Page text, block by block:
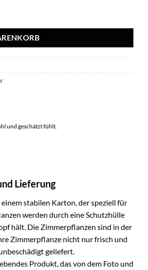
und geschätzt fühlt.
Lieferung
stabilen Karton, der speziell für
werden durch eine Schutzhülle
hält. Die Zimmerpflanzen sind in der
Zimmerpflanze nicht nur frisch und
geliefert.
Produkt, das von dem Foto und